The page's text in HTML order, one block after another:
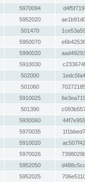
5970094
5952020
501470
5950070
5990020
5910030
502000
501060
5910025
501390
5930060
5970035
5910020
5970026
5952050
5952025